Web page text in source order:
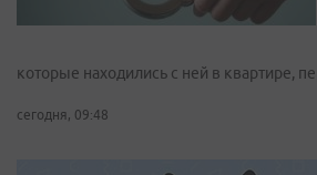
которые находились с ней в квартире,
сегодня, 09:48